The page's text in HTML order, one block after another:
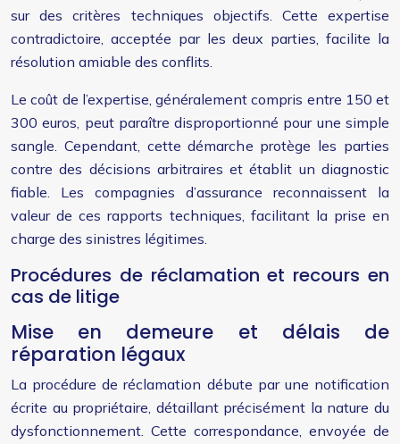
sur des critères techniques objectifs. Cette expertise
contradictoire, acceptée par les deux parties, facilite la
résolution amiable des conflits.
Le coût de l’expertise, généralement compris entre 150 et
300 euros, peut paraître disproportionné pour une simple
sangle. Cependant, cette démarche protège les parties
contre des décisions arbitraires et établit un diagnostic
fiable. Les compagnies d’assurance reconnaissent la
valeur de ces rapports techniques, facilitant la prise en
charge des sinistres légitimes.
Procédures de réclamation et recours en
cas de litige
Mise en demeure et délais de
réparation légaux
La procédure de réclamation débute par une notification
écrite au propriétaire, détaillant précisément la nature du
dysfonctionnement. Cette correspondance, envoyée de